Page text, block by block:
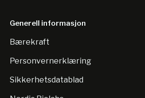
Generell informasjon
Bærekraft
Personvernerklæring
Sikkerhetsdatablad